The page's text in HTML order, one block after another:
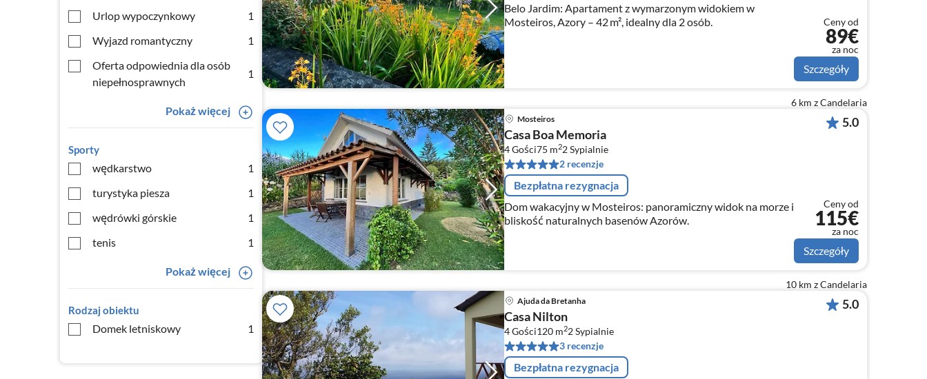
Urlop wypoczynkowy
1
Wyjazd romantyczny
1
Oferta odpowiednia dla osób
niepełnosprawnych
1
Pokaż więcej
Sporty
wędkarstwo
1
turystyka piesza
1
wędrówki górskie
1
tenis
1
Pokaż więcej
Rodzaj obiektu
Domek letniskowy 1
Belo Jardim: Apartament z wymarzonym widokiem w
Mosteiros, Azory – 42 m², idealny dla 2 osób.
Ceny od
89€
za noc
Szczegóły
6 km z Candelaria
Mosteiros
Casa Boa Memoria
4 Gości75 m22Sypialnie
2 recenzje
Bezpłatna rezygnacja
Dom wakacyjny w Mosteiros: panoramiczny widok na morze i
bliskość naturalnych basenów Azorów.
5.0
Ceny od
115€
za noc
Szczegóły
10 km z Candelaria
Ajuda da Bretanha
Casa Nilton
4 Gości120 m22Sypialnie
3 recenzje
Bezpłatna rezygnacja
5.0